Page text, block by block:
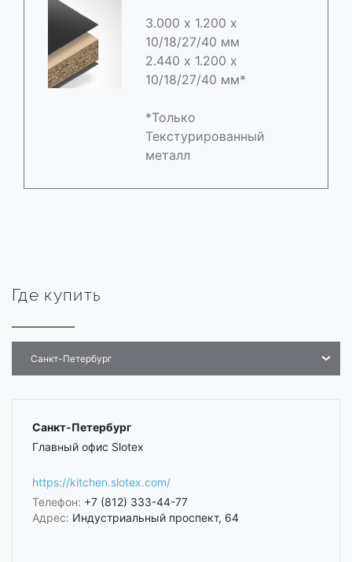
3.000 х 1.200 х
10/18/27/40 мм
2.440 х 1.200 х
10/18/27/40 мм*
*Только
Текстурированный
металл
Где купить
Санкт-Петербург
Санкт-Петербург
Главный офис Slotex
https://kitchen.slotex.com/
Телефон: +7 (812) 333-44-77
Адрес: Индустриальный проспект, 64